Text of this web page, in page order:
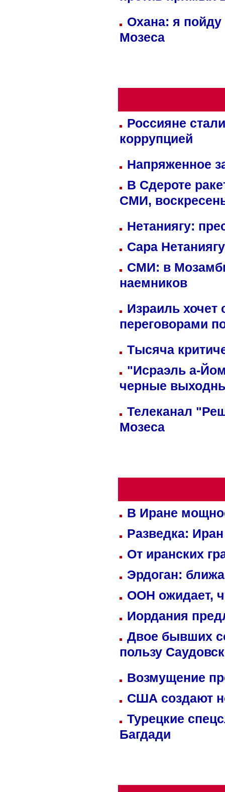
Охана: я пойду
Мозеса
Россияне
коррупцией
Напряженное
В Сдероте
СМИ,
Нетаниягу:
Сара
СМИ: в
наемников
Израиль хочет
переговорами
Тысяча
"Исраэль а-
черные
Телеканал
Мозеса
В Иране
Разведка:
От иранских
Эрдоган:
ООН ожидает,
Иордания
Двое бывших
пользу
Возмущение
США создают
Турецкие
Багдади